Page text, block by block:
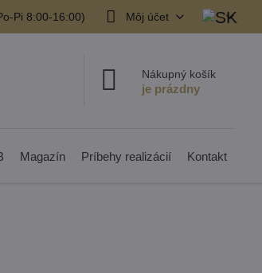
Pi 8:00-16:00) Môj účet
Nákupný košík
Magazín Príbehy realizácií Kontakt